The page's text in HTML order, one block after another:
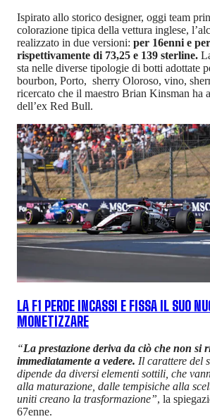
Ispirato allo storico designer, oggi team
colorazione tipica della vettura inglese,
realizzato in due versioni: per 16enni e
rispettivamente di 73,25 e 139 sterline.
sta nelle diverse tipologie di botti adottate
bourbon, Porto, sherry Oloroso, vino,
ricercato che il maestro Brian Kinsman ha
dell’ex Red Bull.
LA F1 PERDE INCASSI E FISSA IL SUO
MONETIZZARE
“La prestazione deriva da ciò che non si
immediatamente a vedere. Il carattere del
dipende da diversi elementi sottili, che
alla maturazione, dalle tempisiche alla
uniti creano la trasformazione”, la
67enne.